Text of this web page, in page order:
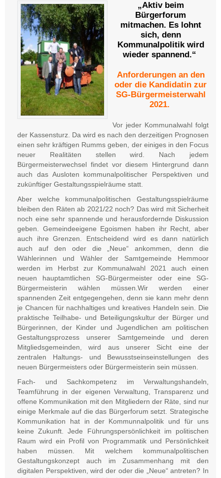
„Aktiv beim
Bürgerforum
mitmachen. Es lohnt
sich, denn
Kommunalpolitik wird
wieder spannend.“
Anforderungen an den
oder die Kandidatin zur
SG-Bürgermeisterwahl
2021.
Vor jeder Kommunalwahl folgt
der Kassensturz. Da wird es nach den derzeitigen Prognosen
einen sehr kräftigen Rumms geben, der einiges in den Focus
neuer Realitäten stellen wird. Nach jedem
Bürgermeisterwechsel findet vor diesem Hintergrund dann
auch das Ausloten kommunalpolitischer Perspektiven und
zukünftiger Gestaltungsspielräume statt.
Aber welche kommunalpolitischen Gestaltungsspielräume
bleiben den Räten ab 2021/22 noch? Das wird mit Sicherheit
noch eine sehr spannende und herausfordernde Diskussion
geben. Gemeindeeigene Egoismen haben ihr Recht, aber
auch ihre Grenzen. Entscheidend wird es dann natürlich
auch auf den oder die „Neue“ ankommen, denn die
Wählerinnen und Wähler der Samtgemeinde Hemmoor
werden im Herbst zur Kommunalwahl 2021 auch einen
neuen hauptamtlichen SG-Bürgermeister oder eine SG-
Bürgermeisterin wählen müssen.Wir werden einer
spannenden Zeit entgegengehen, denn sie kann mehr denn
je Chancen für nachhaltiges und kreatives Handeln sein. Die
praktische Teilhabe- und Beteiligungskultur der Bürger und
Bürgerinnen, der Kinder und Jugendlichen am politischen
Gestaltungsprozess unserer Samtgemeinde und deren
Mitgliedsgemeinden, wird aus unserer Sicht eine der
zentralen Haltungs- und Bewusstseinseinstellungen des
neuen Bürgermeisters oder Bürgermeisterin sein müssen.
Fach- und Sachkompetenz im Verwaltungshandeln,
Teamführung in der eigenen Verwaltung, Transparenz und
offene Kommunikation mit den Mitgliedern der Räte, sind nur
einige Merkmale auf die das Bürgerforum setzt. Strategische
Kommunikation hat in der Kommunnalpolitik und für uns
keine Zukunft. Jede Führungspersönlichkeit im politischen
Raum wird ein Profil von Programmatik und Persönlichkeit
haben müssen. Mit welchem kommunalpolitischen
Gestaltungskonzept auch im Zusammenhang mit den
digitalen Perspektiven, wird der oder die „Neue“ antreten? In